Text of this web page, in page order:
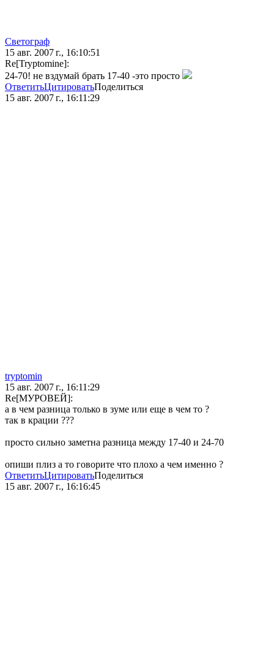
Светограф
15 авг. 2007 г., 16:10:51
Re[Tryptomine]:
24-70! не вздумай брать 17-40 -это просто
ОтветитьЦитироватьПоделиться
15 авг. 2007 г., 16:11:29
tryptomin
15 авг. 2007 г., 16:11:29
Re[МУРОВЕЙ]:
а в чем разница только в зуме или еще в чем то ?
так в крации ???
просто сильно заметна разница между 17-40 и 24-70
опиши плиз а то говорите что плохо а чем именно ?
ОтветитьЦитироватьПоделиться
15 авг. 2007 г., 16:16:45